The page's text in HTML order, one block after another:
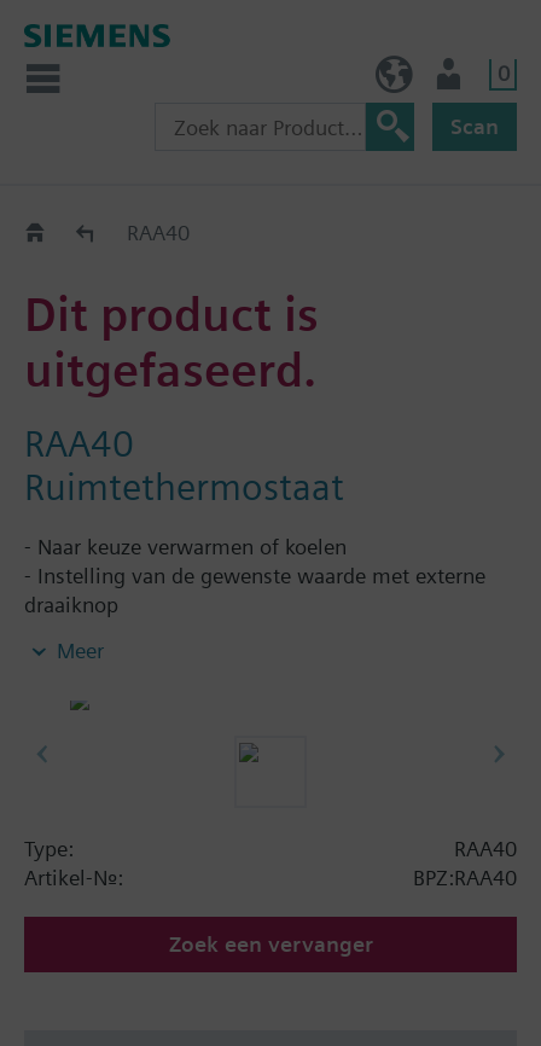
0
Scan
Old2NewRAA40
Dit product is
uitgefaseerd.
RAA40
Ruimtethermostaat
- Naar keuze verwarmen of koelen
- Instelling van de gewenste waarde met externe
draaiknop
Meer
Type:
RAA40
Artikel-Nr.:
BPZ:RAA40
Zoek een vervanger